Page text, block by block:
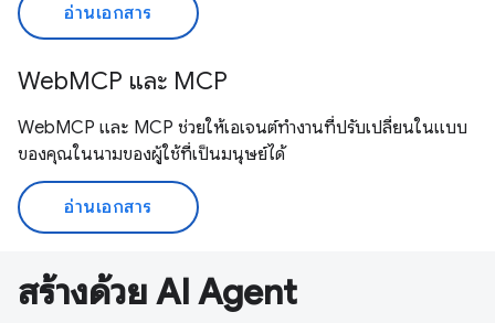
อ่านเอกสาร
WebMCP และ MCP
WebMCP และ MCP ช่วยให้เอเจนต์ทำงานที่ปรับเปลี่ยนในแบบ
ของคุณในนามของผู้ใช้ที่เป็นมนุษย์ได้
อ่านเอกสาร
สร้างด้วย AI Agent